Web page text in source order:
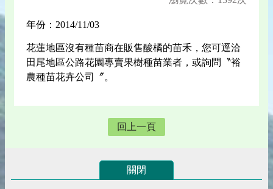
年份：2014/11/03
花蓮地區沒有種苗商在販售酸橘的苗禾，您可逕洽
田尾地區公路花園專賣果樹種苗業者，或詢問〝裕
農種苗花卉公司〞。
回上一頁
關閉